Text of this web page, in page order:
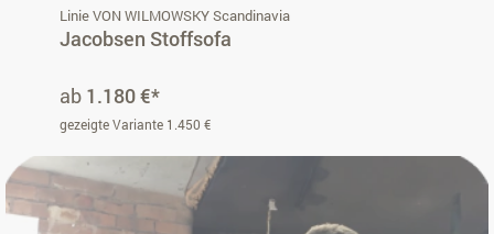
Linie VON WILMOWSKY Scandinavia
Jacobsen Stoffsofa
ab 1.180 €*
gezeigte Variante 1.450 €